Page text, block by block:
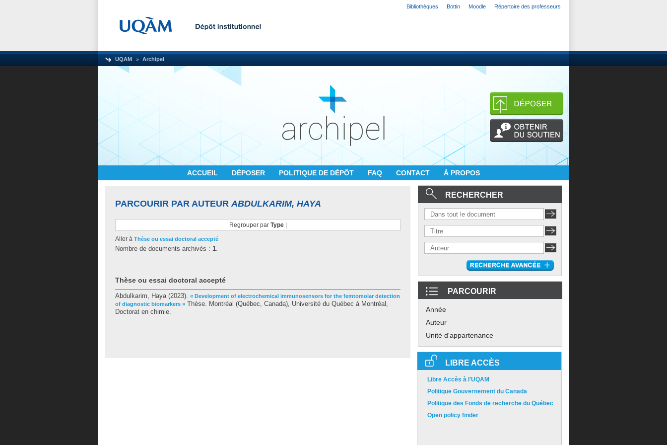
Bibliothèques Bottin Moodle Répertoire des professeurs
UQAM Archipel
ACCUEIL DÉPOSER POLITIQUE DE DÉPÔT FAQ CONTACT À PROPOS
PARCOURIR PAR AUTEURABDULKARIM, HAYA
Regrouper par Type|
Aller à Thèse ou essai doctoral accepté
Nombre de documents archivés : 1.
Thèse ou essai doctoral accepté
Abdulkarim, Haya(2023). « Development of electrochemical immunosensors for the femtomolar detection
of diagnostic biomarkers » Thèse. Montréal (Québec, Canada), Université du Québec à Montréal,
Doctorat en chimie.
RECHERCHER
PARCOURIR
Année
Auteur
Unité d'appartenance
LIBRE ACCÈS
Libre Accès à l'UQAM
Politique Gouvernement du Canada
Politique des Fonds de recherche du Québec
Open policy finder